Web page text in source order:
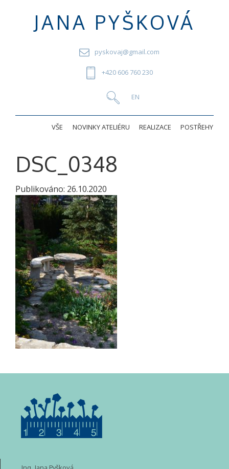
JANA PYŠKOVÁ
pyskovaj@gmail.com
+420 606 760 230
VŠE NOVINKY ATELIÉRU REALIZACE POSTŘEHY
DSC_0348
Publikováno: 26.10.2020